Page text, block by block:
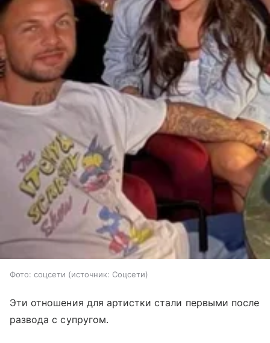
Фото: соцсети источник: Соцсети
Эти отношения для артистки стали первыми после
развода с супругом.